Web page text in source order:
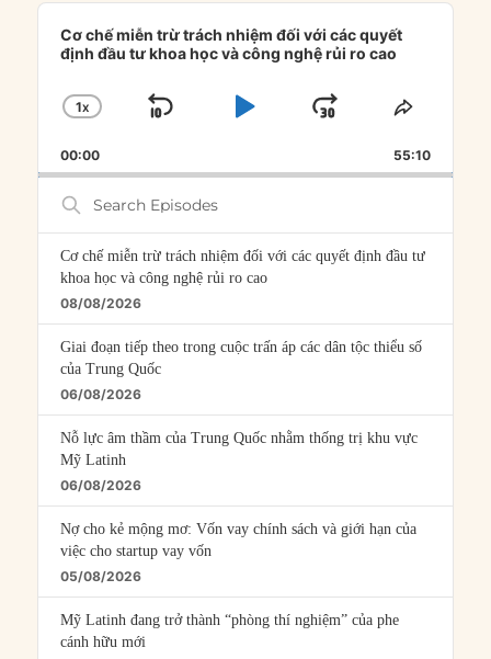
Audio
Player
Cơ chế miễn trừ trách nhiệm đối với các quyết
định đầu tư khoa học và công nghệ rủi ro cao
CHANGE
RATE
1X
SKIP
PLAYJUMP
FORWARD
SHARE
00:00 55:10
Search
Episodes
Cơ chế miễn trừ trách nhiệm đối với các quyết định đầu tư
khoa học và công nghệ rủi ro cao
08/08/2026
Giai đoạn tiếp theo trong cuộc trấn áp các dân tộc thiểu số
của Trung Quốc
06/08/2026
Nỗ lực âm thầm của Trung Quốc nhằm thống trị khu vực
Mỹ Latinh
06/08/2026
Nợ cho kẻ mộng mơ: Vốn vay chính sách và giới hạn của
việc cho startup vay vốn
05/08/2026
Mỹ Latinh đang trở thành “phòng thí nghiệm” của phe
cánh hữu mới